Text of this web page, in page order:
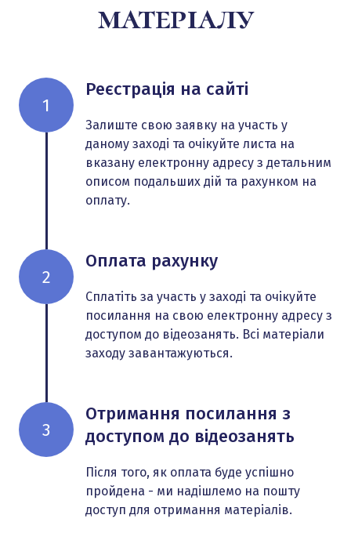
матеріалу
1
Реєстрація на сайті
Залиште свою заявку на участь у
даному заході та очікуйте листа на
вказану електронну адресу з детальним
описом подальших дій та рахунком на
оплату.
2
Оплата рахунку
Сплатіть за участь у заході та очікуйте
посилання на свою електронну адресу з
доступом до відеозанять. Всі матеріали
заходу завантажуються.
3
Отримання посилання з
доступом до відеозанять
Після того, як оплата буде успішно
пройдена - ми надішлемо на пошту
доступ для отримання матеріалів.